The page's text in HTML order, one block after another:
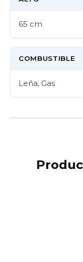
65 cm
COMBUSTIBLE
Leña, Gas